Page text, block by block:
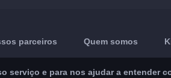
parceiros Quem somos
serviço e para nos ajudar a entender